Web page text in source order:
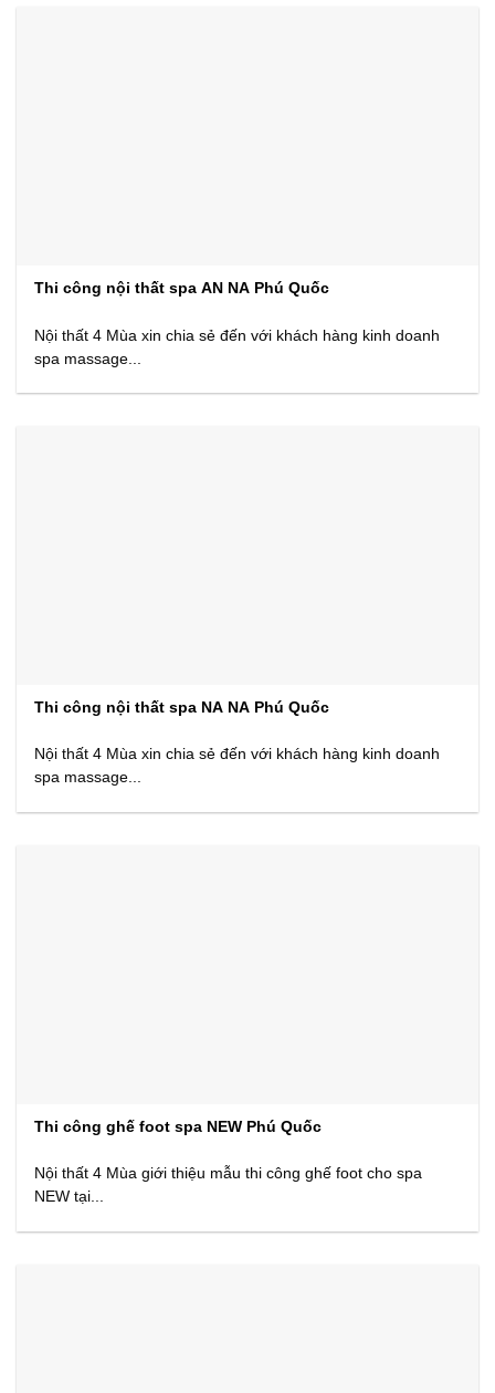
Thi công nội thất spa AN NA Phú Quốc
Nội thất 4 Mùa xin chia sẻ đến với khách hàng kinh doanh
spa massage...
Thi công nội thất spa NA NA Phú Quốc
Nội thất 4 Mùa xin chia sẻ đến với khách hàng kinh doanh
spa massage...
Thi công ghế foot spa NEW Phú Quốc
Nội thất 4 Mùa giới thiệu mẫu thi công ghế foot cho spa
NEW tại...